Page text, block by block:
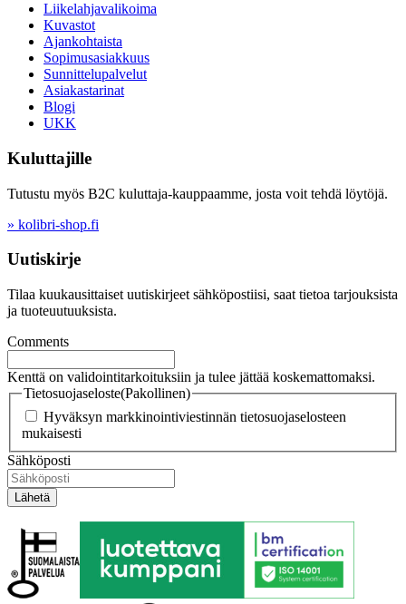
Liikelahjavalikoima
Kuvastot
Ajankohtaista
Sopimusasiakkuus
Sunnittelupalvelut
Asiakastarinat
Blogi
UKK
Kuluttajille
Tutustu myös B2C kuluttaja-kauppaamme, josta voit tehdä löytöjä.
» kolibri-shop.fi
Uutiskirje
Tilaa kuukausittaiset uutiskirjeet sähköpostiisi, saat tietoa tarjouksista
ja tuoteuutuuksista.
Comments
Kenttä on validointitarkoituksiin ja tulee jättää koskemattomaksi.
Tietosuojaseloste(Pakollinen)
Hyväksyn markkinointiviestinnän tietosuojaselosteen
mukaisesti
Sähköposti